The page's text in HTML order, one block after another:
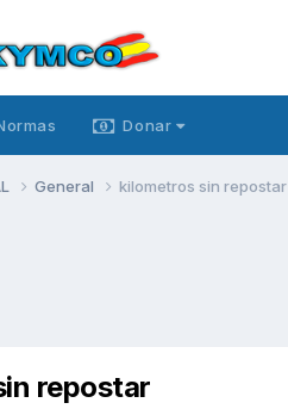
Donar
General kilometros sin repostar
repostar